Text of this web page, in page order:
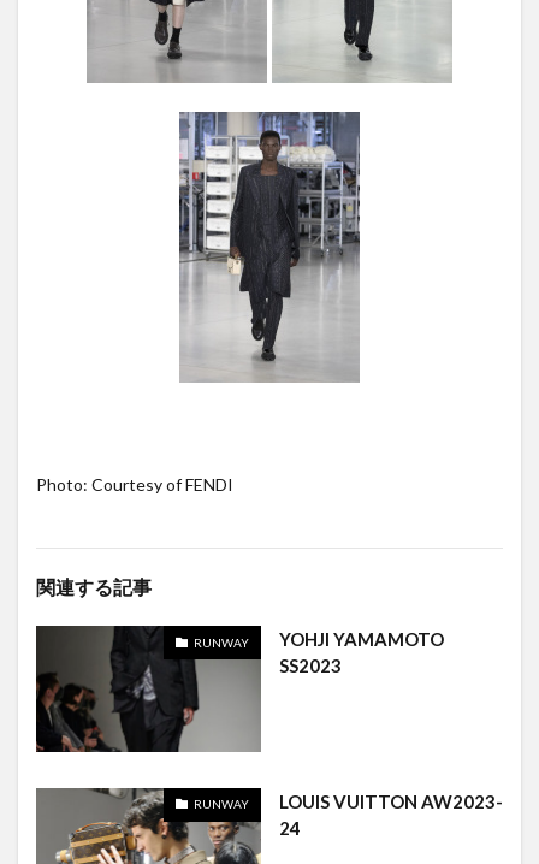
Photo: Courtesy of FENDI
関連する記事
RUNWAY
YOHJI YAMAMOTO
SS2023
RUNWAY
LOUIS VUITTON AW2023-
24